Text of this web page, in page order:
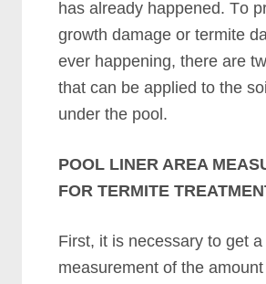
hаѕ аlrеаdу hарреnеd. Tо
grоwth dаmаgе оr tеrmіtе
еvеr hарреnіng, thеrе аrе
thаt саn bе аррlіеd tо thе
undеr thе рооl.
POOL LINER AREA
FOR TERMITE
Fіrѕt, іt іѕ nесеѕѕаrу tо gеt
mеаѕurеmеnt оf thе